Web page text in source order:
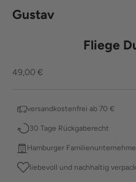
Gustav
Fliege
Angebot
49,00 €
versandkostenfrei ab 70 €
30 Tage Rückgaberecht
Hamburger
liebevoll und nachhaltig